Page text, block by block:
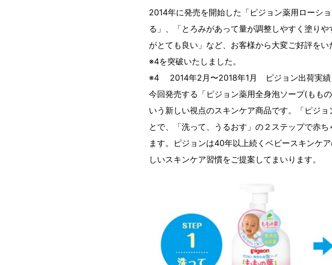
2014年に発売を開始した「ピジョン薬用ローシ
る」、「とろみがあって量が調整しやすく塗り
がとても良い」など、お客様から大変ご好評を
※4を突破いたしました。
※4 2014年2月〜2018年1月 ピジョン出荷実績
今回発売する「ピジョン薬用全身泡ソープ(もも
いう新しい視点のスキンケア商品です。「ピジ
とで、「洗って、うるおす」の２ステップで赤
ます。ピジョンは40年以上続くベビースキンケ
しいスキンケア習慣をご提案してまいります。